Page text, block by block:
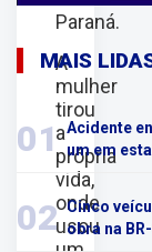
Paraná.
A
mulher
tirou
a
própria
vida,
onde
usou
MAIS
01 Acidente
um em
02 Cinco
obra na